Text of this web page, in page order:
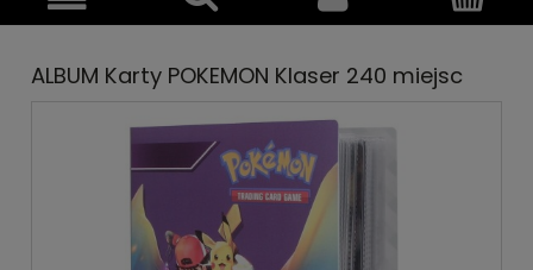
ALBUM Karty POKEMON Klaser 240 miejsc